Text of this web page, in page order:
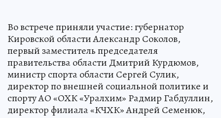
Во встрече приняли участие: губернатор
Кировской области Александр Соколов,
первый заместитель председателя
правительства области Дмитрий Курдюмов,
министр спорта области Сергей Сулик,
директор по внешней социальной политике и
спорту АО «ОХК «Уралхим» Радмир Габдуллин,
директор филиала «КЧХК» Андрей Семенюк,